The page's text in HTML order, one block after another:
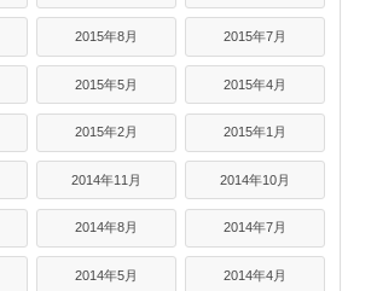
2015年8月 2015年7月
2015年5月 2015年4月
2015年2月 2015年1月
2014年11月 2014年10月
2014年8月 2014年7月
2014年5月 2014年4月